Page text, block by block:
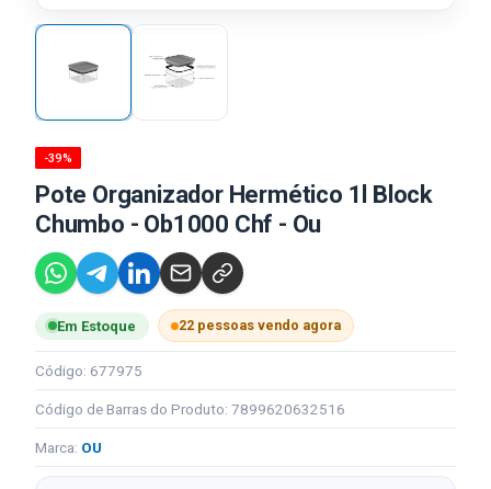
-39%
Pote Organizador Hermético 1l Block
Chumbo - Ob1000 Chf - Ou
Em Estoque 22 pessoas vendo agora
Código: 677975
Código de Barras do Produto: 7899620632516
Marca: OU